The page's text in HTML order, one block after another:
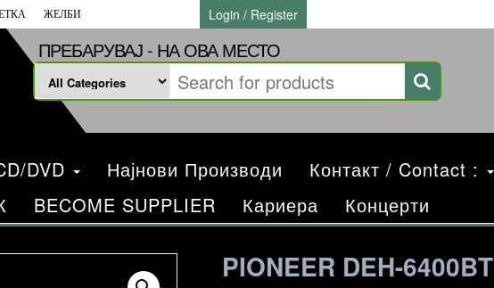
ЖЕЛБИ Login / Register
ПРЕБАРУВАЈ - НА ОВА МЕСТО
DVD Најнови Производи Контакт / Contact :
BECOME SUPPLIER Кариера Концерти
PIONEER DEH-6400BT